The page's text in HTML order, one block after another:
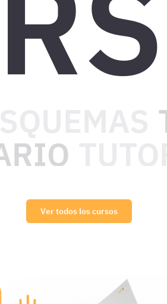
Ver todos los cursos